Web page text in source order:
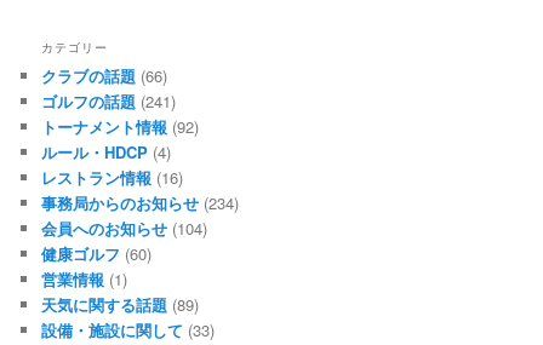
カテゴリー
クラブの話題 (66)
ゴルフの話題 (241)
トーナメント情報 (92)
ルール・HDCP (4)
レストラン情報 (16)
事務局からのお知らせ (234)
会員へのお知らせ (104)
健康ゴルフ (60)
営業情報 (1)
天気に関する話題 (89)
設備・施設に関して (33)